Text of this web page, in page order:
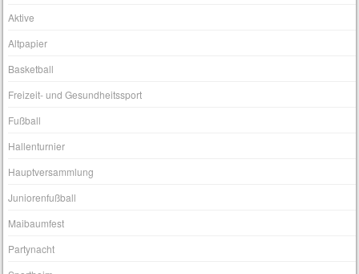
Aktive
Altpapier
Basketball
Freizeit- und Gesundheitssport
Fußball
Hallenturnier
Hauptversammlung
Juniorenfußball
Maibaumfest
Partynacht